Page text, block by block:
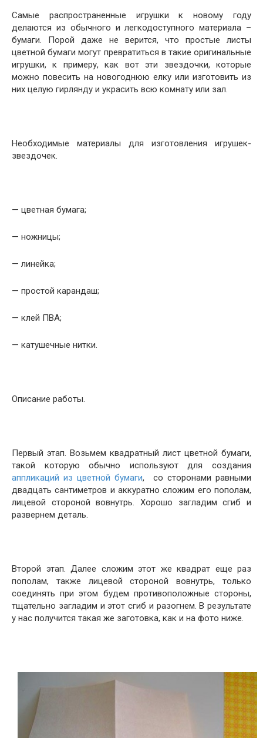
Самые распространенные игрушки к новому году
делаются из обычного и легкодоступного материала –
бумаги. Порой даже не верится, что простые листы
цветной бумаги могут превратиться в такие оригинальные
игрушки, к примеру, как вот эти звездочки, которые
можно повесить на новогоднюю елку или изготовить из
них целую гирлянду и украсить всю комнату или зал.
Необходимые материалы для изготовления игрушек-
звездочек.
— цветная бумага;
— ножницы;
— линейка;
— простой карандаш;
— клей ПВА;
— катушечные нитки.
Описание работы.
Первый этап. Возьмем квадратный лист цветной бумаги,
такой которую обычно используют для создания
аппликаций из цветной бумаги, со сторонами равными
двадцать сантиметров и аккуратно сложим его пополам,
лицевой стороной вовнутрь. Хорошо загладим сгиб и
развернем деталь.
Второй этап. Далее сложим этот же квадрат еще раз
пополам, также лицевой стороной вовнутрь, только
соединять при этом будем противоположные стороны,
тщательно загладим и этот сгиб и разогнем. В результате
у нас получится такая же заготовка, как и на фото ниже.